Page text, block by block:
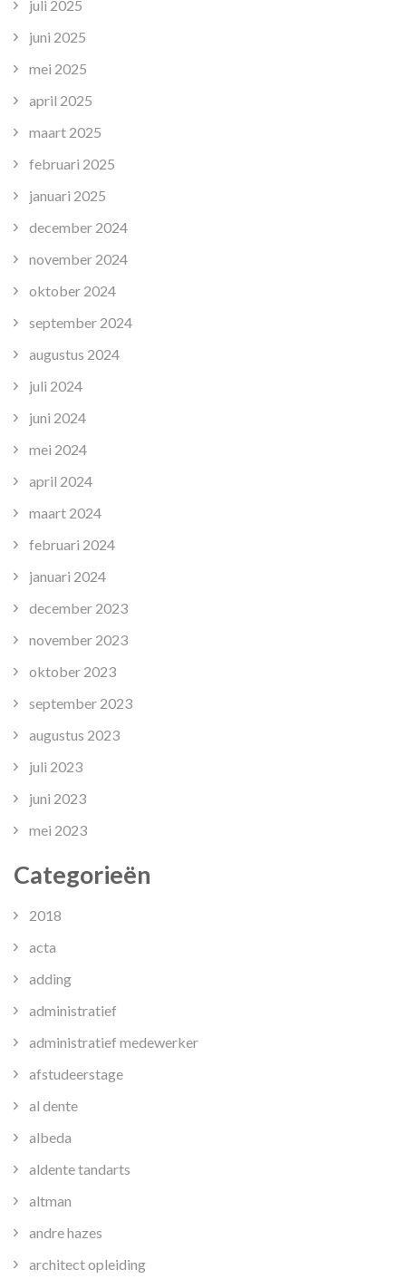
juli 2025
juni 2025
mei 2025
april 2025
maart 2025
februari 2025
januari 2025
december 2024
november 2024
oktober 2024
september 2024
augustus 2024
juli 2024
juni 2024
mei 2024
april 2024
maart 2024
februari 2024
januari 2024
december 2023
november 2023
oktober 2023
september 2023
augustus 2023
juli 2023
juni 2023
mei 2023
Categorieën
2018
acta
adding
administratief
administratief medewerker
afstudeerstage
al dente
albeda
aldente tandarts
altman
andre hazes
architect opleiding